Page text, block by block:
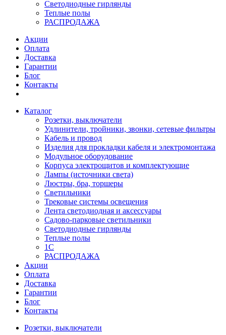
Светодиодные гирлянды
Теплые полы
РАСПРОДАЖА
Акции
Оплата
Доставка
Гарантии
Блог
Контакты
Каталог
Розетки, выключатели
Удлинители, тройники, звонки, сетевые фильтры
Кабель и провод
Изделия для прокладки кабеля и электромонтажа
Модульное оборудование
Корпуса электрощитов и комплектующие
Лампы (источники света)
Люстры, бра, торшеры
Светильники
Трековые системы освещения
Лента светодиодная и аксессуары
Садово-парковые светильники
Светодиодные гирлянды
Теплые полы
1С
РАСПРОДАЖА
Акции
Оплата
Доставка
Гарантии
Блог
Контакты
Розетки, выключатели